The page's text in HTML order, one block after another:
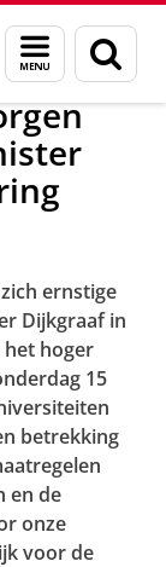
Menu
en
zoeken
ernstige
Dijkgraaf in
hoger
15
betrekking
en de
onze
voor de